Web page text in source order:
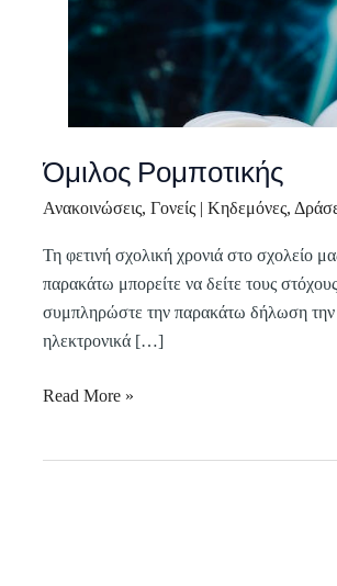
Όμιλος Ρομποτικής
Ανακοινώσεις, Γονείς | Κηδεμόνες,
Τη φετινή σχολική χρονιά στο σχολείο
παρακάτω μπορείτε να δείτε τους
συμπληρώστε την παρακάτω δήλωση την
ηλεκτρονικά […]
Read More »